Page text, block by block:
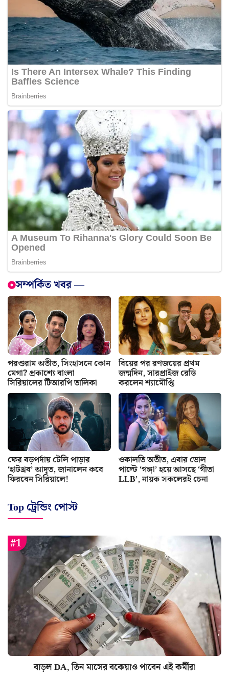
সম্পর্কিত খবর —
পরশুরাম অতীত, সিংহাসনে কোন
মেগা? প্রকাশ্যে বাংলা
সিরিয়ালের টিআরপি তালিকা
বিয়ের পর রণজয়ের প্রথম
জন্মদিন, সারপ্রাইজ রেডি
করলেন শ্যামৌপ্তি
ফের বড়পর্দায় টেলি পাড়ার
‘হাটথ্রব’ আদৃত, জানালেন কবে
ফিরবেন সিরিয়ালে!
ওকালতি অতীত, এবার ভোল
পাল্টে ‘গঙ্গা’ হয়ে আসছে ‘গীতা
LLB’, নায়ক সকলেরই চেনা
Top ট্রেন্ডিং পোস্ট
বাড়ল DA, তিন মাসের বকেয়াও পাবেন এই কর্মীরা